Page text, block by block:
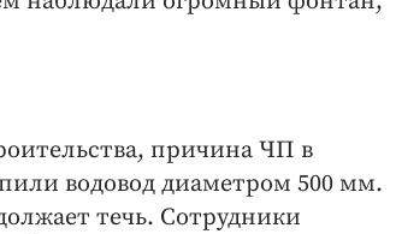
причина ЧП в
водовод диаметром 500 мм.
течь. Сотрудники